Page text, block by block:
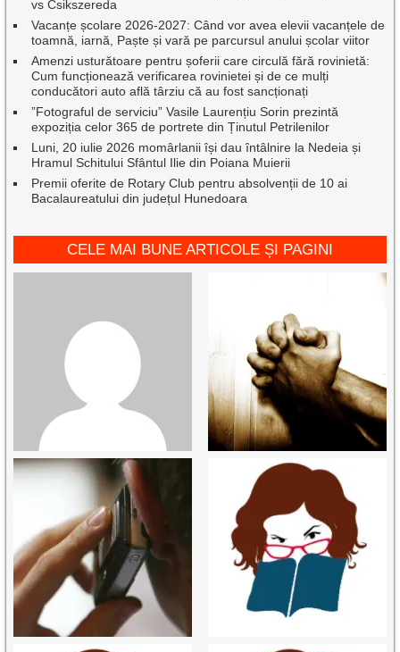
vs Csikszereda
Vacanțe școlare 2026-2027: Când vor avea elevii vacanțele de
toamnă, iarnă, Paște și vară pe parcursul anului școlar viitor
Amenzi usturătoare pentru șoferii care circulă fără rovinietă:
Cum funcționează verificarea rovinietei și de ce mulți
conducători auto află târziu că au fost sancționați
”Fotograful de serviciu” Vasile Laurențiu Sorin prezintă
expoziția celor 365 de portrete din Ținutul Petrilenilor
Luni, 20 iulie 2026 momârlanii își dau întâlnire la Nedeia și
Hramul Schitului Sfântul Ilie din Poiana Muierii
Premii oferite de Rotary Club pentru absolvenții de 10 ai
Bacalaureatului din județul Hunedoara
CELE MAI BUNE ARTICOLE ȘI PAGINI